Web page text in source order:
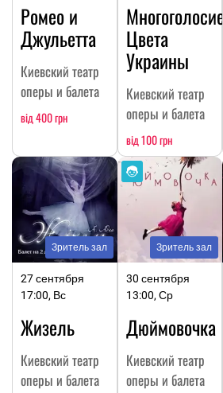
Ромео и
Джульетта
Киевский театр
оперы и балета
від 400 грн
Многоголосие.
Цвета
Украины
Киевский театр
оперы и балета
від 100 грн
Зритель зал
27 сентября
17:00, Вс
Жизель
Киевский театр
оперы и балета
Зритель зал
30 сентября
13:00, Ср
Дюймовочка
Киевский театр
оперы и балета